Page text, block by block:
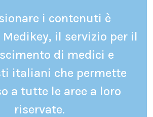
i contenuti è
Medikey, il servizio per il
di medici e
italiani che permette
a tutte le aree a loro
riservate.